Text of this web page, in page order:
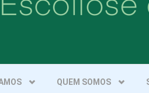
QUEM SOMOS